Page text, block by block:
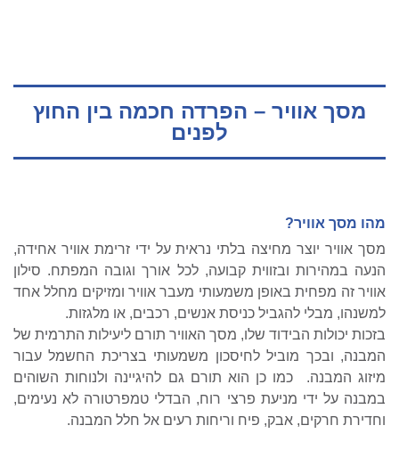
מסך אוויר – הפרדה חכמה בין החוץ
לפנים
מהו מסך אוויר?
מסך אוויר יוצר מחיצה בלתי נראית על ידי זרימת אוויר אחידה,
הנעה במהירות ובזווית קבועה, לכל אורך וגובה המפתח. סילון
אוויר זה מפחית באופן משמעותי מעבר אוויר ומזיקים מחלל אחד
למשנהו, מבלי להגביל כניסת אנשים, רכבים, או מלגזות.
בזכות יכולות הבידוד שלו, מסך האוויר תורם ליעילות התרמית של
המבנה, ובכך מוביל לחיסכון משמעותי בצריכת החשמל עבור
מיזוג המבנה. כמו כן הוא תורם גם להיגיינה ולנוחות השוהים
במבנה על ידי מניעת פרצי רוח, הבדלי טמפרטורה לא נעימים,
וחדירת חרקים, אבק, פיח וריחות רעים אל חלל המבנה.